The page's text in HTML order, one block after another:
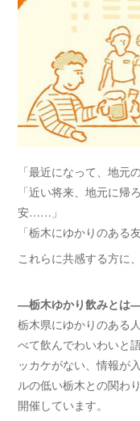
「最近になって、地元
「近い将来、地元に帰
安……」
「栃木にゆかりのある
これらに共感する方に
―栃木ゆかり飲みとは
栃木県にゆかりのある
べて飲んでわいわいと
ッカケがない、情報が
ルの低い栃木との関わ
開催しています。